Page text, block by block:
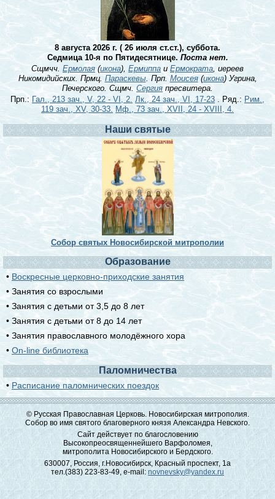
8 августа 2026 г. ( 26 июля ст.ст.), суббота.
Седмица 10-я по Пятидесятнице. Поста нет.
Сщмчч. Ермолая (икона), Ермиппаи Ермократа, иереев
Никомидийских. Прмц.Параскевы. Прп. Моисея(икона) Угрина,
Печерского. Сщмч. Сергия пресвитера.
Прп.: Гал., 213 зач., V, 22 - VI, 2. Лк., 24 зач., VI, 17-23 . Ряд.: Рим.,
119 зач., XV, 30-33. Мф., 73 зач., XVII, 24 - XVIII, 4.
Наши святые
Собор святых Новосибирской митрополии
Образование
• Воскресные церковно-приходские занятия
• Занятия со взрослыми
• Занятия с детьми от 3,5 до 8 лет
• Занятия с детьми от 8 до 14 лет
• Занятия православного молодёжного хора
• On-line библиотека
Паломничества
• Расписание паломнических поездок
© Русская Православная Церковь. Новосибирская митрополия.
Собор во имя святого благоверного князя Александра Невского.
Сайт действует по благословению
Высокопреосвященнейшего Варфоломея,
митрополита Новосибирского и Бердского.
630007, Россия, г.Новосибирск, Красный проспект, 1а
тел.(383) 223-83-49, e-mail: novnevsky@yandex.ru